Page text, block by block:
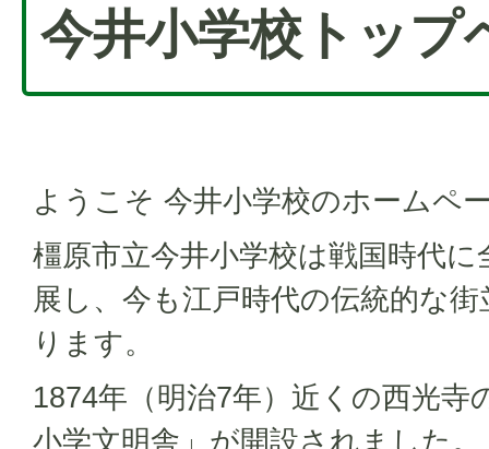
今井小学校トップ
ようこそ 今井小学校のホームペ
橿原市立今井小学校は戦国時代
展し、今も江戸時代の伝統的な
ります。
1874年（明治7年）近くの西光寺
小学文明舎」が開設されました。